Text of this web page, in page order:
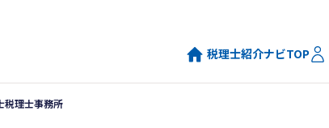
税理士紹介ナビTOP
税理士事務所